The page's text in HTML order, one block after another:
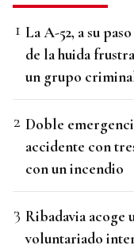
La A-52, a su
de la huida
un grupo
Doble
accidente con
con un incendio
Ribadavia acoge
voluntariado